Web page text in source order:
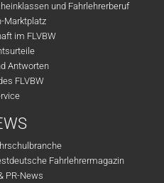
und Fahrlehrerberuf
Marktplatz
im FLVBW
Antworten
FLVBW
Fahrlehrermagazin
PR-News